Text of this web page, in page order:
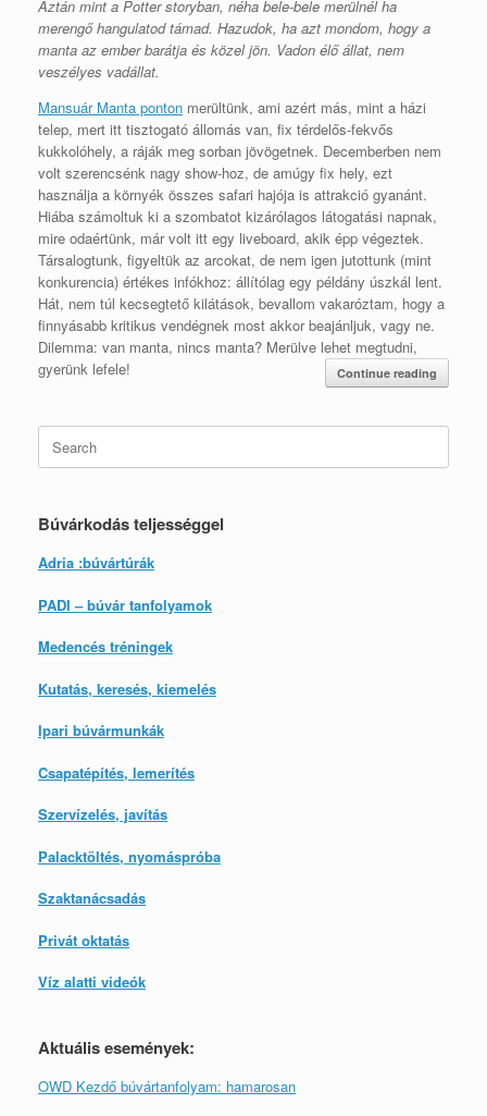
Aztán mint a Potter storyban, néha bele-bele merülnél ha
merengő hangulatod támad. Hazudok, ha azt mondom, hogy a
manta az ember barátja és közel jön. Vadon élő állat, nem
veszélyes vadállat.
Mansuár Manta ponton merültünk, ami azért más, mint a házi
telep, mert itt tisztogató állomás van, fix térdelős-fekvős
kukkolóhely, a ráják meg sorban jövögetnek. Decemberben nem
volt szerencsénk nagy show-hoz, de amúgy fix hely, ezt
használja a környék összes safari hajója is attrakció gyanánt.
Hiába számoltuk ki a szombatot kizárólagos látogatási napnak,
mire odaértünk, már volt itt egy liveboard, akik épp végeztek.
Társalogtunk, figyeltük az arcokat, de nem igen jutottunk (mint
konkurencia) értékes infókhoz: állítólag egy példány úszkál lent.
Hát, nem túl kecsegtető kilátások, bevallom vakaróztam, hogy a
finnyásabb kritikus vendégnek most akkor beajánljuk, vagy ne.
Dilemma: van manta, nincs manta? Merülve lehet megtudni,
gyerünk lefele!
Continue reading
Search
for:
Búvárkodás teljességgel
Adria :búvártúrák
PADI – búvár tanfolyamok
Medencés tréningek
Kutatás, keresés, kiemelés
Ipari búvármunkák
Csapatépítés, lemerítés
Szervízelés, javítás
Palacktöltés, nyomáspróba
Szaktanácsadás
Privát oktatás
Víz alatti videók
Aktuális események:
OWD Kezdő búvártanfolyam: hamarosan